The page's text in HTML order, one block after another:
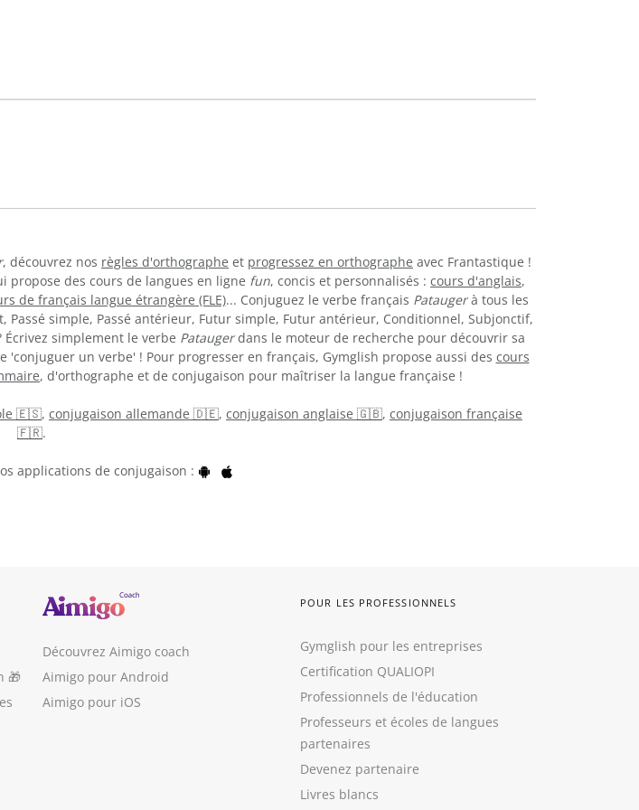
, découvrez nos règles d'orthographe et progressez en orthographe avec Frantastique !
des cours de langues en ligne fun, concis et personnalisés : cours d'anglais,
de français langue étrangère (FLE)... Conjuguez le verbe français Pataugerà tous les
simple, Passé antérieur, Futur simple, Futur antérieur, Conditionnel, Subjonctif,
simplement le verbe Pataugerdans le moteur de recherche pour découvrir sa
un verbe' ! Pour progresser en français, Gymglish propose aussi des cours
, d'orthographe et de conjugaison pour maîtriser la langue française !
🇪🇸, conjugaison allemande 🇩🇪, conjugaison anglaise 🇬🇧, conjugaison française
🇫🇷.
applications de conjugaison :
🎁
Découvrez Aimigo coach
Aimigo pour Android
Aimigo pour iOS
POUR LES PROFESSIONNELS
Gymglish pour les entreprises
Certification QUALIOPI
Professionnels de l'éducation
Professeurs et écoles de langues
partenaires
Devenez partenaire
Livres blancs